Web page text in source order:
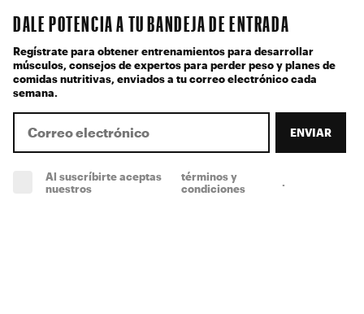
DALE POTENCIA A TU BANDEJA DE ENTRADA
Regístrate para obtener entrenamientos para desarrollar
músculos, consejos de expertos para perder peso y planes de
comidas nutritivas, enviados a tu correo electrónico cada
semana.
ENVIAR
Al suscríbirte aceptas
nuestros
términos y
condiciones
.